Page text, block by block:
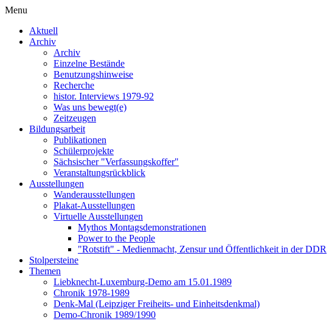
Menu
Aktuell
Archiv
Archiv
Einzelne Bestände
Benutzungshinweise
Recherche
histor. Interviews 1979-92
Was uns bewegt(e)
Zeitzeugen
Bildungsarbeit
Publikationen
Schülerprojekte
Sächsischer "Verfassungskoffer"
Veranstaltungsrückblick
Ausstellungen
Wanderausstellungen
Plakat-Ausstellungen
Virtuelle Ausstellungen
Mythos Montagsdemonstrationen
Power to the People
"Rotstift" - Medienmacht, Zensur und Öffentlichkeit in der DDR
Stolpersteine
Themen
Liebknecht-Luxemburg-Demo am 15.01.1989
Chronik 1978-1989
Denk-Mal (Leipziger Freiheits- und Einheitsdenkmal)
Demo-Chronik 1989/1990